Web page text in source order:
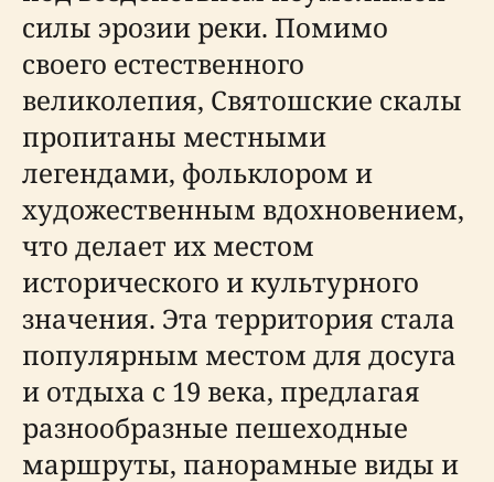
силы эрозии реки. Помимо
своего естественного
великолепия, Святошские скалы
пропитаны местными
легендами, фольклором и
художественным вдохновением,
что делает их местом
исторического и культурного
значения. Эта территория стала
популярным местом для досуга
и отдыха с 19 века, предлагая
разнообразные пешеходные
маршруты, панорамные виды и